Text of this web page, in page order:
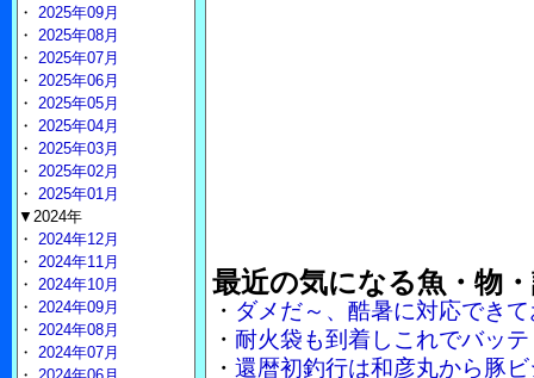
最近の気になる魚・物
・ ダメだ～、酷暑に対応でき
・ 耐火袋も到着しこれでバッ
・ 還暦初釣行は和彦丸から豚
・ 2025年09月
・ 2025年08月
・ 2025年07月
・ 2025年06月
・ 2025年05月
・ 2025年04月
・ 2025年03月
・ 2025年02月
・ 2025年01月
▼2024年
・ 2024年12月
・ 2024年11月
・ 2024年10月
・ 2024年09月
・ 2024年08月
・ 2024年07月